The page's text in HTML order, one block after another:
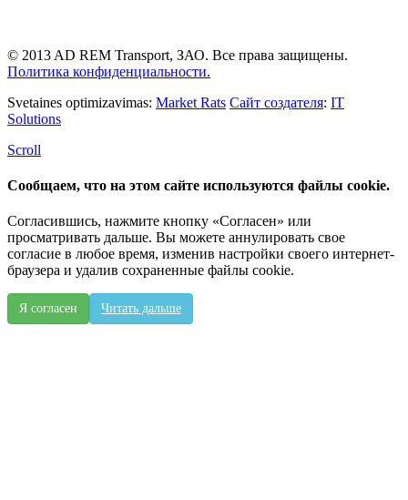
© 2013 AD REM Transport, ЗАО. Все права защищены.
Политика конфиденциальности.
Svetaines optimizavimas: Market Rats Сайт создателя: IT
Solutions
Scroll
Сообщаем, что на этом сайте используются файлы cookie.
Согласившись, нажмите кнопку «Согласен» или
просматривать дальше. Вы можете аннулировать свое
согласие в любое время, изменив настройки своего интернет-
браузера и удалив сохраненные файлы cookie.
Я согласен Читать дальше